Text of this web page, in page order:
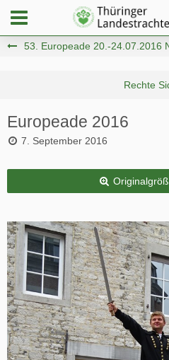
53. Europeade 20.-24.07.2016
Europeade 2016
7. September 2016